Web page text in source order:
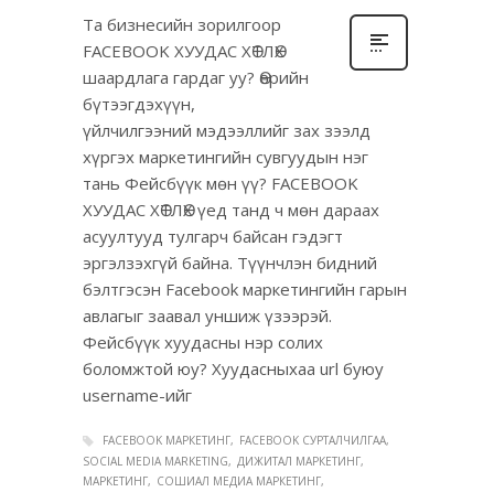
Та бизнесийн зорилгоор
FACEBOOK ХУУДАС ХӨТЛӨХ
шаардлага гардаг уу? Өөрийн
бүтээгдэхүүн,
үйлчилгээний мэдээллийг зах зээлд
хүргэх маркетингийн сувгуудын нэг
тань Фейсбүүк мөн үү? FACEBOOK
ХУУДАС ХӨТЛӨХ үед танд ч мөн дараах
асуултууд тулгарч байсан гэдэгт
эргэлзэхгүй байна. Түүнчлэн бидний
бэлтгэсэн Facebook маркетингийн гарын
авлагыг заавал уншиж үзээрэй.
Фейсбүүк хуудасны нэр солих
боломжтой юу? Хуудасныхаа url буюу
username-ийг
FACEBOOK МАРКЕТИНГ
FACEBOOK СУРТАЛЧИЛГАА
SOCIAL MEDIA MARKETING
ДИЖИТАЛ МАРКЕТИНГ
МАРКЕТИНГ
СОШИАЛ МЕДИА МАРКЕТИНГ